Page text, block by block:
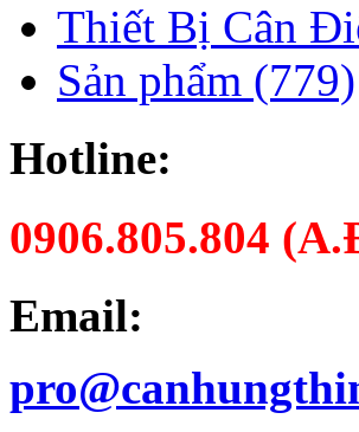
Thiết Bị Cân
Sản phẩm (779)
Hotline:
0906.805.804
Email: